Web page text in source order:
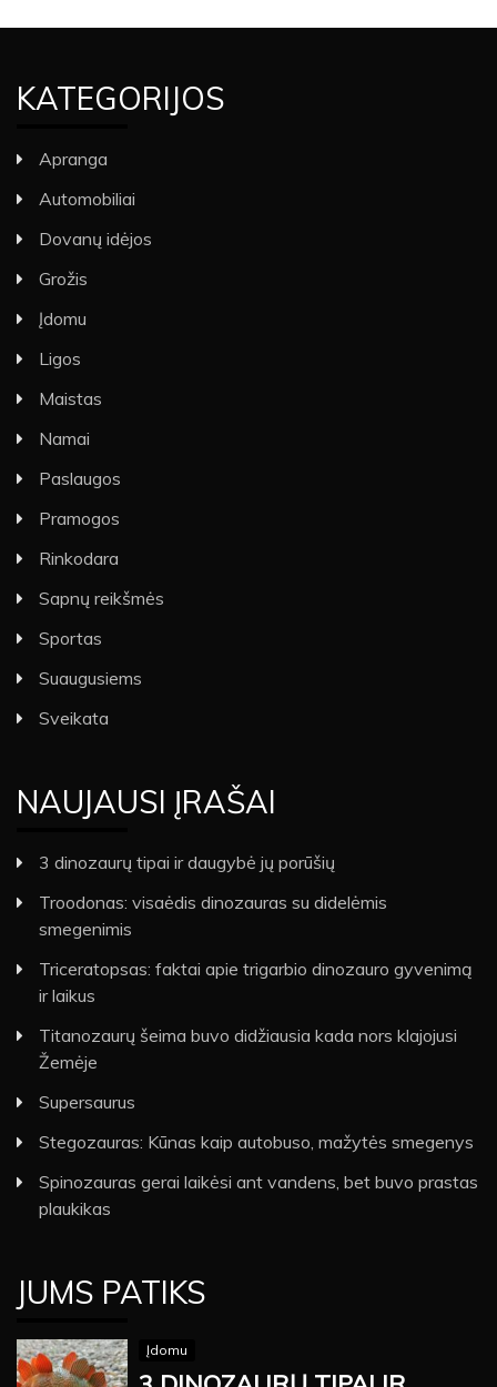
KATEGORIJOS
Apranga
Automobiliai
Dovanų idėjos
Grožis
Įdomu
Ligos
Maistas
Namai
Paslaugos
Pramogos
Rinkodara
Sapnų reikšmės
Sportas
Suaugusiems
Sveikata
NAUJAUSI ĮRAŠAI
3 dinozaurų tipai ir daugybė jų porūšių
Troodonas: visaėdis dinozauras su didelėmis
smegenimis
Triceratopsas: faktai apie trigarbio dinozauro gyvenimą
ir laikus
Titanozaurų šeima buvo didžiausia kada nors klajojusi
Žemėje
Supersaurus
Stegozauras: Kūnas kaip autobuso, mažytės smegenys
Spinozauras gerai laikėsi ant vandens, bet buvo prastas
plaukikas
JUMS PATIKS
Įdomu